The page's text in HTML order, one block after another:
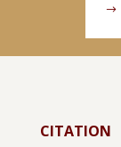
CITATION